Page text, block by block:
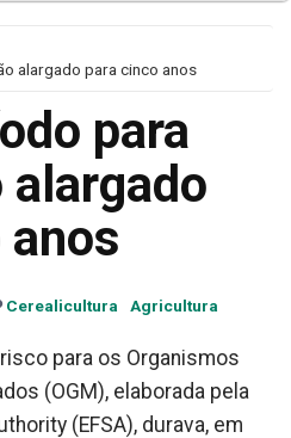
alargado para cinco anos
para
alargado
anos
Cerealicultura Agricultura
para os Organismos
(OGM), elaborada pela
(EFSA), durava, em